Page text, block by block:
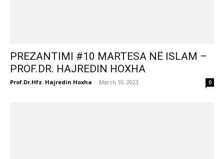
PREZANTIMI #10 MARTESA NË ISLAM –
PROF.DR. HAJREDIN HOXHA
Prof.Dr.Hfz. Hajredin Hoxha - March 10, 2023 0